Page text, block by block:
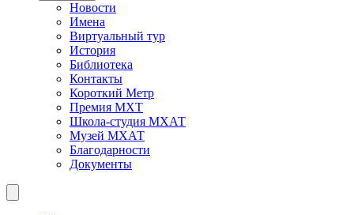
Новости
Имена
Виртуальный тур
История
Библиотека
Контакты
Короткий Метр
Премия МХТ
Школа-студия МХАТ
Музей МХАТ
Благодарности
Документы